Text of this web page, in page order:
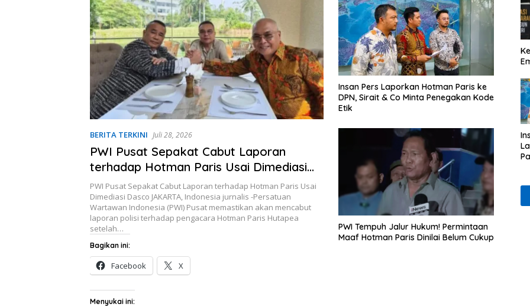
BERITA TERKINI Juli 28, 2026
PWI Pusat Sepakat Cabut Laporan
terhadap Hotman Paris Usai Dimediasi
Dasco
PWI Pusat Sepakat Cabut Laporan terhadap Hotman Paris Usai
Dimediasi Dasco JAKARTA, Indonesia jurnalis -Persatuan
Wartawan Indonesia (PWI) Pusat memastikan akan mencabut
laporan polisi terhadap pengacara Hotman Paris Hutapea
setelah…
Bagikan ini:
Facebook X
Menyukai ini:
Insan Pers Laporkan Hotman Paris ke
DPN, Sirait & Co Minta Penegakan Kode
Etik
PWI Tempuh Jalur Hukum! Permintaan
Maaf Hotman Paris Dinilai Belum Cukup